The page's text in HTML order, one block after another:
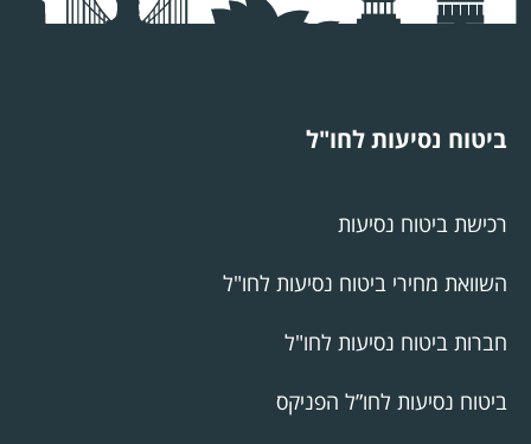
ביטוח נסיעות לחו"ל
רכישת ביטוח נסיעות
השוואת מחירי ביטוח נסיעות לחו"ל
חברות ביטוח נסיעות לחו"ל
ביטוח נסיעות לחו”ל הפניקס